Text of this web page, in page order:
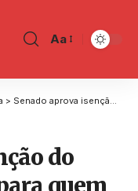
Aa
> Senado aprova isenção do Imposto de Renda para quem ganha até dois salários mínimos
do